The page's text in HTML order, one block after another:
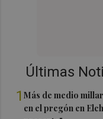
Últimas
1Más de medio
en el pregón en